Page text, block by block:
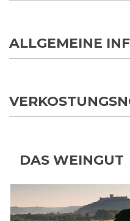
ALLGEMEINE
DAS WEINGUT